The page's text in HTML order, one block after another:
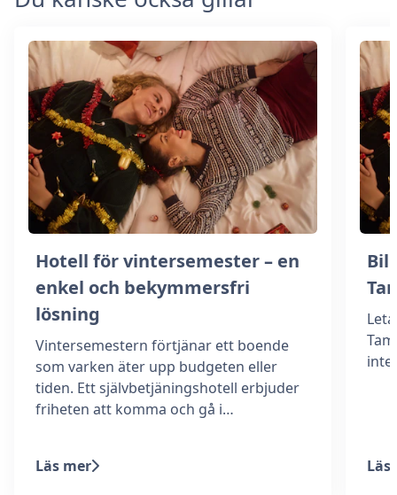
Hotell för vintersemester – en
enkel och bekymmersfri
lösning
Vintersemestern förtjänar ett boende
som varken äter upp budgeten eller
tiden. Ett självbetjäningshotell erbjuder
friheten att komma och gå i…
Läs mer
inte
Läs